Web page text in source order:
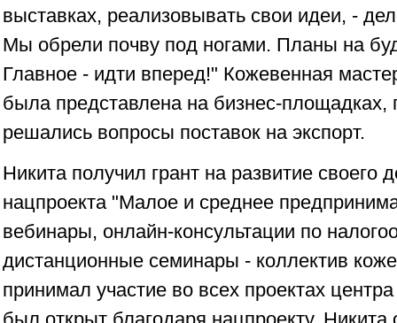
выставках, реализовывать свои идеи, -
Мы обрели почву под ногами. Планы на
Главное - идти вперед!" Кожевенная
была представлена на бизнес-площадках,
решались вопросы поставок на экспорт.
Никита получил грант на развитие своего
нацпроекта "Малое и среднее
вебинары, онлайн-консультации по
дистанционные семинары - коллектив
принимал участие во всех проектах